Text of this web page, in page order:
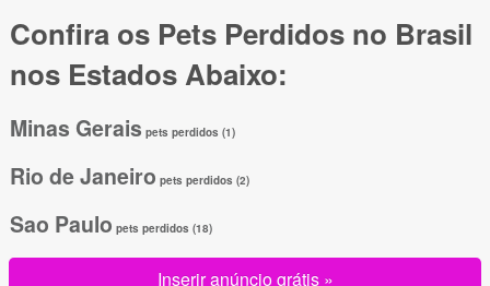
Confira os Pets Perdidos no Brasil
nos Estados Abaixo:
Minas Gerais pets perdidos (1)
Rio de Janeiro pets perdidos (2)
Sao Paulo pets perdidos (18)
Inserir anúncio grátis »